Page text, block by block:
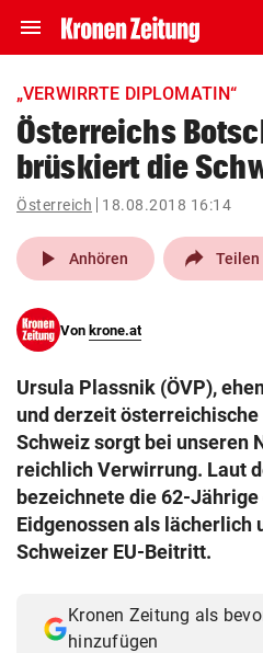
menu Navigation
ein-/ausklappen
account_circle Anmelden
pin_drop
Wien
search
eingeben
© Krone Multimedia GmbH & Co
Muthgasse 2, 1190 Wien
„VERWIRRTE DIPLOMATIN“
Österreichs
brüskiert die
Österreich 18.08.2018 16:14
play_arrow Anhören Teilen
Von krone.at
Ursula Plassnik (ÖVP),
und derzeit
Schweiz sorgt bei unseren
reichlich Verwirrung. Laut
bezeichnete die 62-
Eidgenossen als lächerlich
Schweizer EU-Beitritt.
Kronen Zeitung als
hinzufügen